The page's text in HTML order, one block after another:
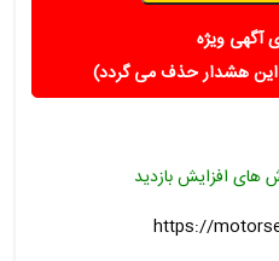
آگهی ویژه
هشدار حذف می گردد)
های افزایش بازدید
https://